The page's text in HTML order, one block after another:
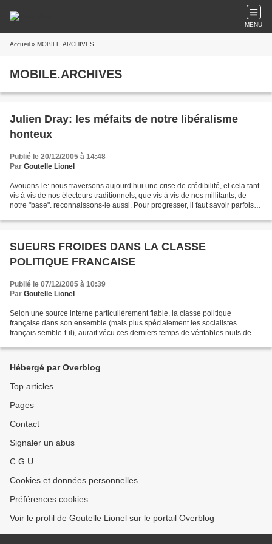
MENU
Accueil » MOBILE.ARCHIVES
MOBILE.ARCHIVES
Julien Dray: les méfaits de notre libéralisme
honteux
Publié le 20/12/2005 à 14:48
Par Goutelle Lionel
Avouons-le: nous traversons aujourd’hui une crise de crédibilité, et cela tant
vis à vis de nos électeurs traditionnels, que vis à vis de nos millitants, de
notre "base". reconnaissons-le aussi. Pour progresser, il faut savoir parfois
SUEURS FROIDES DANS LA CLASSE
POLITIQUE FRANCAISE
Publié le 07/12/2005 à 10:39
Par Goutelle Lionel
Selon une source interne particulièrement fiable, la classe politique
française dans son ensemble (mais plus spécialement les socialistes
français semble-t-il), aurait vécu ces derniers temps de véritables nuits de
Hébergé par Overblog
Top articles
Pages
Contact
Signaler un abus
C.G.U.
Cookies et données personnelles
Préférences cookies
Voir le profil de Goutelle Lionel sur le portail Overblog